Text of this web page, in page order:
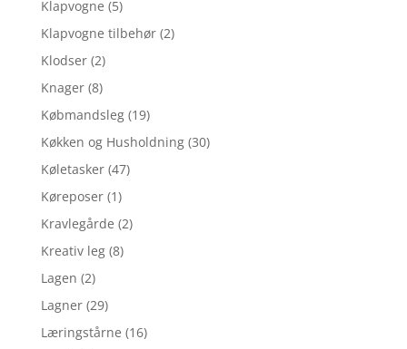
Klapvogne (5)
Klapvogne tilbehør (2)
Klodser (2)
Knager (8)
Købmandsleg (19)
Køkken og Husholdning (30)
Køletasker (47)
Køreposer (1)
Kravlegårde (2)
Kreativ leg (8)
Lagen (2)
Lagner (29)
Læringstårne (16)